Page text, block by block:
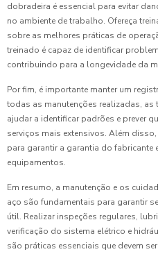
dobradeira é essencial para evitar
no ambiente de trabalho. Ofereça
sobre as melhores práticas de
treinado é capaz de identificar
contribuindo para a longevidade da
Por fim, é importante manter um
todas as manutenções realizadas,
ajudar a identificar padrões e prever
serviços mais extensivos. Além
para garantir a garantia do fabricante
equipamentos.
Em resumo, a manutenção e os
aço são fundamentais para garantir
útil. Realizar inspeções regulares,
verificação do sistema elétrico e
são práticas essenciais que devem